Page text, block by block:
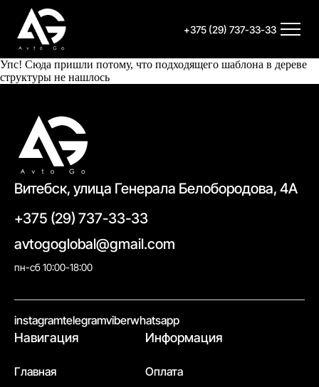
+375 (29) 737-33-33
Упс! Сюда пришли потому, что подходящего шаблона в дереве
структуры не нашлось
Витебск, улица Генерала Белобородова, 4А
+375 (29) 737-33-33
avtogoglobal@gmail.com
пн-сб 10:00-18:00
instagramtelegramviberwhatsapp
Навигация
Главная
Информация
Оплата